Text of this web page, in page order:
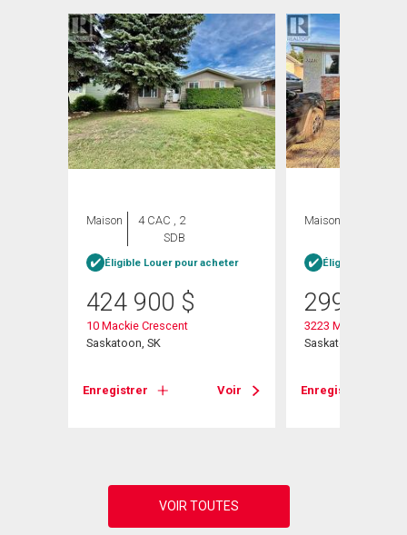
Maison
4 CAC , 2
SDB
Éligible Louer pour acheter
424 900 $
10 Mackie Crescent
Saskatoon, SK
Enregistrer Voir
Maison
Éligible Louer
299 900
3223 Maxwell Street
Saskatoon, SK
Enregistrer